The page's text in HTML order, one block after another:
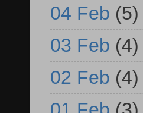
04 Feb (5)
03 Feb (4)
02 Feb (4)